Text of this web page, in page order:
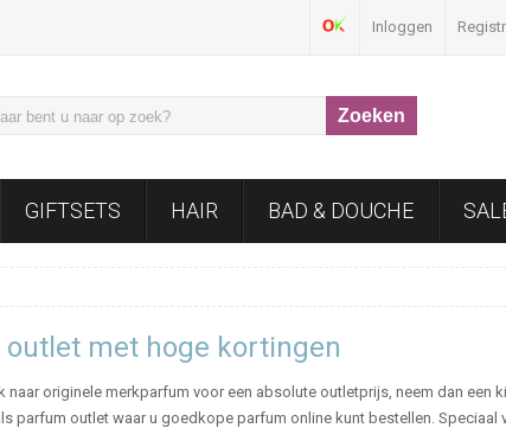
Inloggen
GIFTSETS HAIR BAD & DOUCHE
met hoge kortingen
naar originele merkparfum voor een absolute outletprijs, neem dan een
parfum outlet waar u goedkope parfum online kunt bestellen. Speciaal